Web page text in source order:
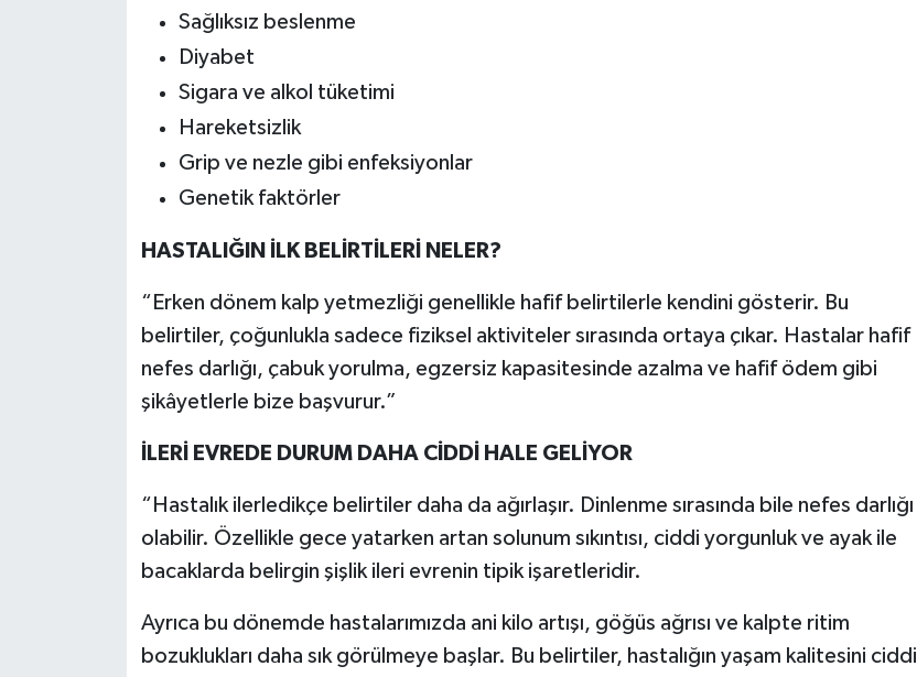
Sağlıksız beslenme
Diyabet
Sigara ve alkol tüketimi
Hareketsizlik
Grip ve nezle gibi enfeksiyonlar
Genetik faktörler
HASTALIĞIN İLK BELİRTİLERİ NELER?
“Erken dönem kalp yetmezliği genellikle hafif belirtilerle kendini gösterir. Bu
belirtiler, çoğunlukla sadece fiziksel aktiviteler sırasında ortaya çıkar. Hastalar hafif
nefes darlığı, çabuk yorulma, egzersiz kapasitesinde azalma ve hafif ödem gibi
şikâyetlerle bize başvurur.”
İLERİ EVREDE DURUM DAHA CİDDİ HALE GELİYOR
“Hastalık ilerledikçe belirtiler daha da ağırlaşır. Dinlenme sırasında bile nefes darlığı
olabilir. Özellikle gece yatarken artan solunum sıkıntısı, ciddi yorgunluk ve ayak ile
bacaklarda belirgin şişlik ileri evrenin tipik işaretleridir.
Ayrıca bu dönemde hastalarımızda ani kilo artışı, göğüs ağrısı ve kalpte ritim
bozuklukları daha sık görülmeye başlar. Bu belirtiler, hastalığın yaşam kalitesini ciddi